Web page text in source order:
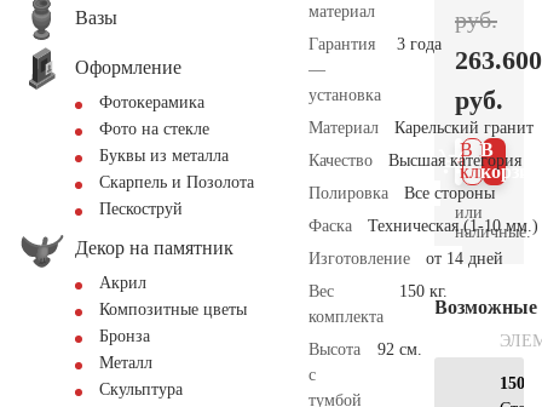
Вазы
Оформление
Фотокерамика
Фото на стекле
Буквы из металла
Скарпель и Позолота
Пескоструй
Декор на памятник
Акрил
Композитные цветы
Бронза
Металл
Скульптура
материал
Гарантия
—
установка
3 года
Материал
Карельский гранит
Качество
Высшая категория
Полировка
Все стороны
Фаска
Техническая (1-10 мм.)
Изготовление
от 14 дней
Вес
комплекта
150 кг.
Высота
с
тумбой
92 см.
руб.
263.600
руб.
В
В 1
клик
или
наличные.
Возможные